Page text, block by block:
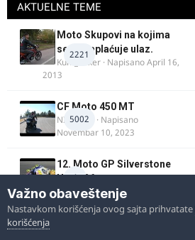
AKTUELNE TEME
2221
Moto Skupovi na kojima
se ne naplaćuje ulaz.
Kum_Mixer · NapisanoApril 16,
2013
5002
CF Moto 450 MT
NIKOLA 1
· Napisano
Novembar 10, 2023
1
12. Moto GP Silverstone
UK 2026
Fredi· NapisanoPre 10 sati
Važno obaveštenje
Nastavkom korišćenja ovog sajta prihvatate
korišćenja